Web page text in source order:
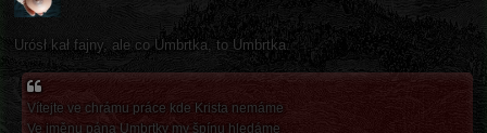
Urósł kał fajny, ale co Umbrtka, to Umbrtka.
Vítejte ve chrámu práce kde Krista nemáme
Ve jměnu pána Umbrtky my špínu hledáme